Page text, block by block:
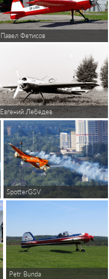
Павел Фетисов
Евгений Лебедев
SpotterGSV
Petr Bunda